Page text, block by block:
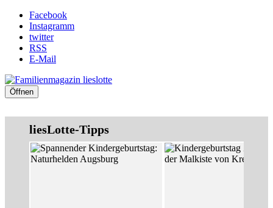
Facebook
Instagramm
twitter
RSS
E-Mail
Öffnen
liesLotte-Tipps